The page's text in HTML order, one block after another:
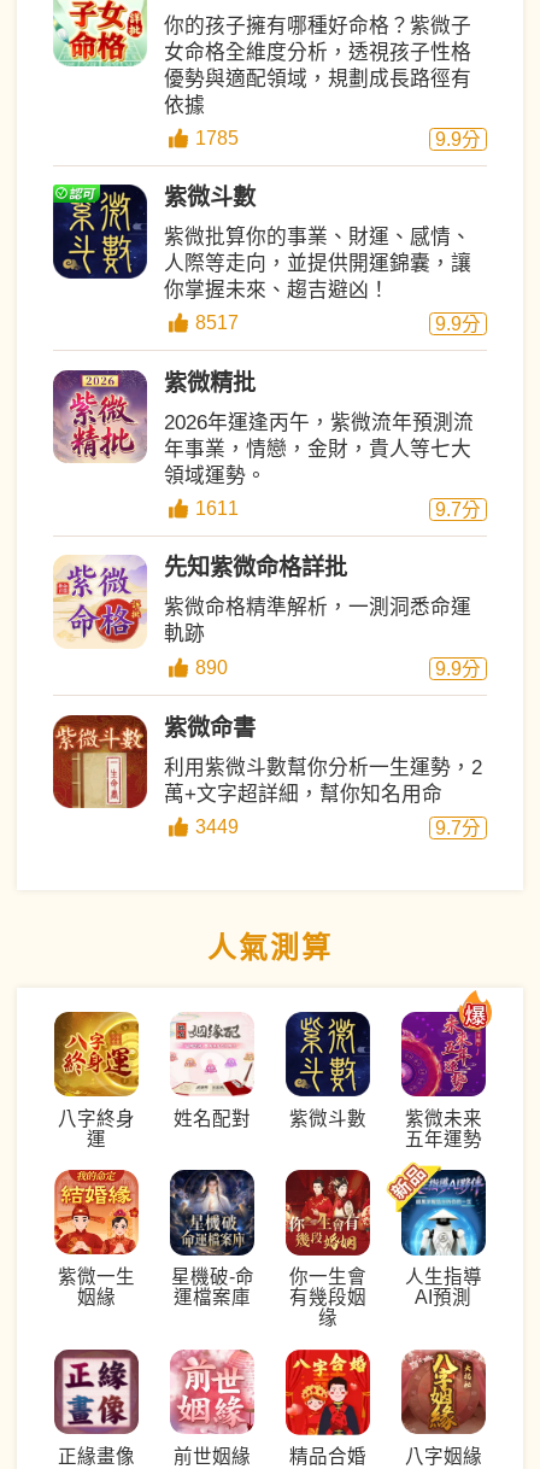
你的孩子擁有哪種好命格？紫微子
女命格全維度分析，透視孩子性格
優勢與適配領域，規劃成長路徑有
依據
1785 9.9分
紫微斗數
紫微批算你的事業、財運、感情、
人際等走向，並提供開運錦囊，讓
你掌握未來、趨吉避凶！
8517 9.9分
紫微精批
2026年運逢丙午，紫微流年預測流
年事業，情戀，金財，貴人等七大
領域運勢。
1611 9.7分
先知紫微命格詳批
紫微命格精準解析，一測洞悉命運
軌跡
890 9.9分
紫微命書
利用紫微斗數幫你分析一生運勢，2
萬+文字超詳細，幫你知名用命
3449 9.7分
人氣測算
八字終身
運
姓名配對 紫微斗數
紫微未来
五年運勢
紫微一生
姻緣
星機破-命
運檔案庫
你一生會
有幾段姻
缘
人生指導
AI預測
正緣畫像 前世姻緣 精品合婚 八字姻緣